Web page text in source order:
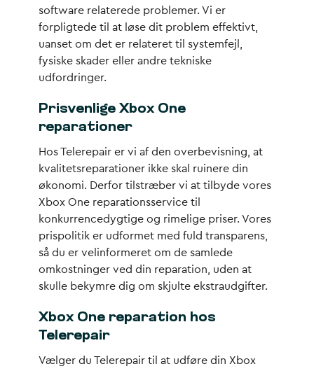
software relaterede problemer. Vi er
forpligtede til at løse dit problem effektivt,
uanset om det er relateret til systemfejl,
fysiske skader eller andre tekniske
udfordringer.
Prisvenlige Xbox One
reparationer
Hos Telerepair er vi af den overbevisning, at
kvalitetsreparationer ikke skal ruinere din
økonomi. Derfor tilstræber vi at tilbyde vores
Xbox One reparationsservice til
konkurrencedygtige og rimelige priser. Vores
prispolitik er udformet med fuld transparens,
så du er velinformeret om de samlede
omkostninger ved din reparation, uden at
skulle bekymre dig om skjulte ekstraudgifter.
Xbox One reparation hos
Telerepair
Vælger du Telerepair til at udføre din Xbox